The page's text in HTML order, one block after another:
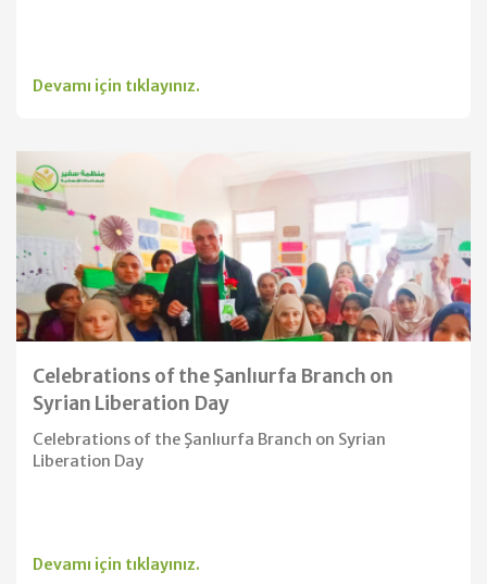
Devamı için tıklayınız.
Celebrations of the Şanlıurfa Branch on
Syrian Liberation Day
Celebrations of the Şanlıurfa Branch on Syrian
Liberation Day
Devamı için tıklayınız.